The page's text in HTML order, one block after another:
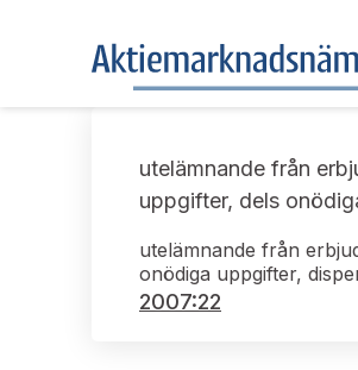
utelämnande från
uppgifter, dels
utelämnande från
onödiga uppgifter,
2007:22